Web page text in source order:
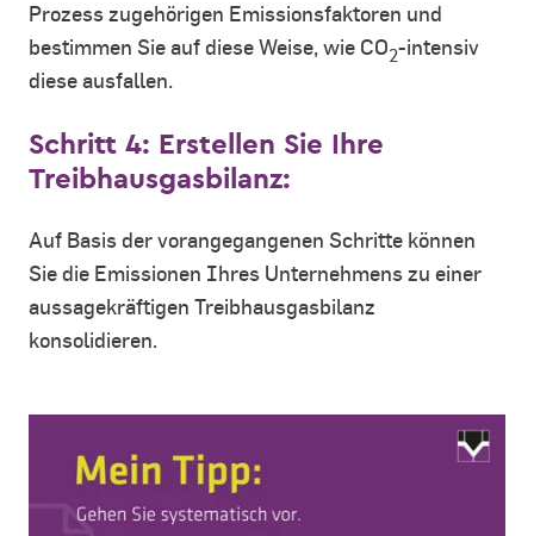
Prozess zugehörigen Emissionsfaktoren und
bestimmen Sie auf diese Weise, wie CO2-intensiv
diese ausfallen.
Schritt 4: Erstellen Sie Ihre
Treibhausgasbilanz:
Auf Basis der vorangegangenen Schritte können
Sie die Emissionen Ihres Unternehmens zu einer
aussagekräftigen Treibhausgasbilanz
konsolidieren.